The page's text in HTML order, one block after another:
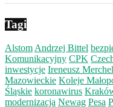
Tagi
Alstom Andrzej Bittel
Komunikacyjny CPK
inwestycje Ireneusz Merchel
Mazowieckie Koleje
Śląskie koronawirus
modernizacja Newag Pesa